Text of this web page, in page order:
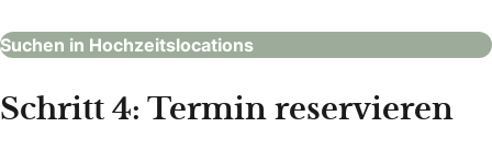
Suchen in Hochzeitslocations
Schritt 4: Termin reservieren